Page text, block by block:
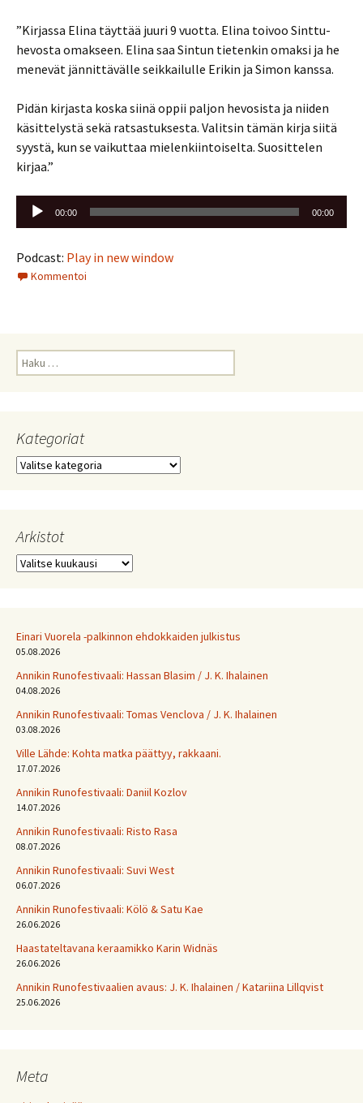
”Kirjassa Elina täyttää juuri 9 vuotta. Elina toivoo Sinttu-
hevosta omakseen. Elina saa Sintun tietenkin omaksi ja he
menevät jännittävälle seikkailulle Erikin ja Simon kanssa.
Pidän kirjasta koska siinä oppii paljon hevosista ja niiden
käsittelystä sekä ratsastuksesta. Valitsin tämän kirja siitä
syystä, kun se vaikuttaa mielenkiintoiselta. Suosittelen
kirjaa.”
Äänitoistin
00:00 00:00
Podcast: Play in new window
Kommentoi
Haku:
Kategoriat
Kategoriat
Arkistot
Arkistot
Einari Vuorela -palkinnon ehdokkaiden julkistus
05.08.2026
Annikin Runofestivaali: Has­san Bla­sim / J. K. Ihalainen
04.08.2026
Annikin Runofestivaali: Tomas Venclova / J. K. Ihalainen
03.08.2026
Ville Lähde: Kohta matka päättyy, rakkaani.
17.07.2026
Annikin Runofestivaali: Daniil Kozlov
14.07.2026
Annikin Runofestivaali: Risto Rasa
08.07.2026
Annikin Runofestivaali: Suvi West
06.07.2026
Annikin Runofestivaali: Kölö & Satu Kae
26.06.2026
Haastateltavana keraamikko Karin Widnäs
26.06.2026
Annikin Runofestivaalien avaus: J. K. Ihalainen / Katariina Lillqvist
25.06.2026
Meta